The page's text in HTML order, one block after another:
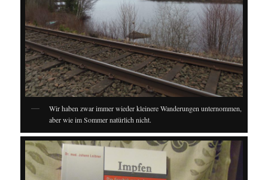
Wir haben zwar immer wieder kleinere Wanderungen unternommen,
aber wie im Sommer natürlich nicht.